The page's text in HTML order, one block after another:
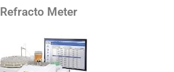
Refracto Meter